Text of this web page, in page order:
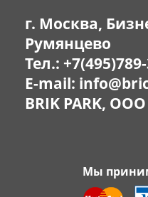
г. Москва,
Румянцево
Тел.:
E-mail:
BRIK PARK, OOO
Мы